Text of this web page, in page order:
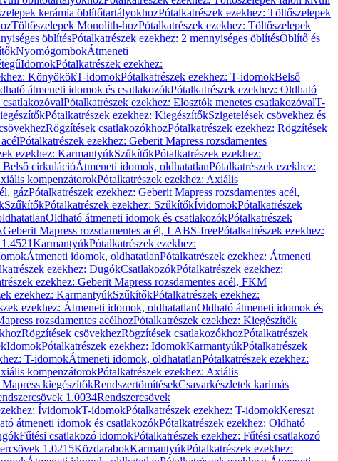
kerámia öblítőtartályokhozPótalkatrészek ezekhez: Töltőszelepek
Töltőszelepek Monolith-hozPótalkatrészek ezekhez: Töltőszelepek
öblítésPótalkatrészek ezekhez: 2 mennyiséges öblítésÖblítő és
NyomógombokÁtmeneti
IdomokPótalkatrészek ezekhez:
KönyökökT-idomokPótalkatrészek ezekhez: T-idomokBelső
átmeneti idomok és csatlakozókPótalkatrészek ezekhez: Oldható
Pótalkatrészek ezekhez: Elosztók menetes csatlakozóvalT-
Pótalkatrészek ezekhez: KiegészítőkSzigetelések csövekhez és
Rögzítések csatlakozókhozPótalkatrészek ezekhez: Rögzítések
Pótalkatrészek ezekhez: Geberit Mapress rozsdamentes
ezekhez: KarmantyúkSzűkítőkPótalkatrészek ezekhez:
Belső cirkulációÁtmeneti idomok, oldhatatlanPótalkatrészek ezekhez:
kompenzátorokPótalkatrészek ezekhez: Axiális
gázPótalkatrészek ezekhez: Geberit Mapress rozsdamentes acél,
SzűkítőkPótalkatrészek ezekhez: SzűkítőkÍvidomokPótalkatrészek
Oldható átmeneti idomok és csatlakozókPótalkatrészek
Geberit Mapress rozsdamentes acél, LABS-freePótalkatrészek ezekhez:
KarmantyúkPótalkatrészek ezekhez:
Átmeneti idomok, oldhatatlanPótalkatrészek ezekhez: Átmeneti
ezekhez: DugókCsatlakozókPótalkatrészek ezekhez:
ezekhez: Geberit Mapress rozsdamentes acél, FKM
ezekhez: KarmantyúkSzűkítőkPótalkatrészek ezekhez:
ezekhez: Átmeneti idomok, oldhatatlanOldható átmeneti idomok és
rozsdamentes acélhozPótalkatrészek ezekhez: Kiegészítők
Rögzítések csövekhezRögzítések csatlakozókhozPótalkatrészek
IdomokPótalkatrészek ezekhez: IdomokKarmantyúkPótalkatrészek
T-idomokÁtmeneti idomok, oldhatatlanPótalkatrészek ezekhez:
kompenzátorokPótalkatrészek ezekhez: Axiális
kiegészítőkRendszertömítésekCsavarkészletek karimás
1.0034Rendszercsövek
ÍvidomokT-idomokPótalkatrészek ezekhez: T-idomokKereszt
átmeneti idomok és csatlakozókPótalkatrészek ezekhez: Oldható
Fűtési csatlakozó idomokPótalkatrészek ezekhez: Fűtési csatlakozó
1.0215KözdarabokKarmantyúkPótalkatrészek ezekhez: